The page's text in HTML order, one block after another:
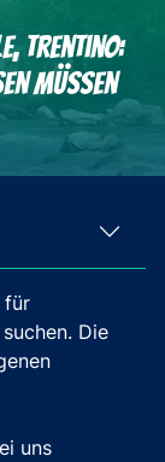
Trentino:
müssen
für
Die
uns